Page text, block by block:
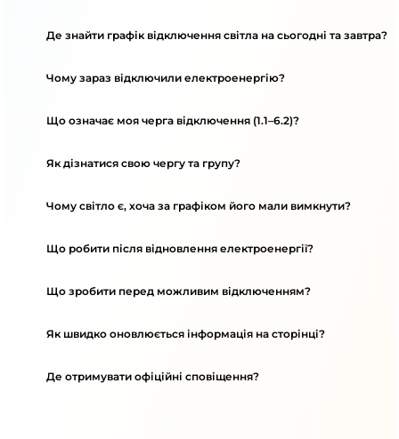
Де знайти графік відключення світла на сьогодні та завтра?
Чому зараз відключили електроенергію?
Що означає моя черга відключення (1.1–6.2)?
Як дізнатися свою чергу та групу?
Чому світло є, хоча за графіком його мали вимкнути?
Що робити після відновлення електроенергії?
Що зробити перед можливим відключенням?
Як швидко оновлюється інформація на сторінці?
Де отримувати офіційні сповіщення?